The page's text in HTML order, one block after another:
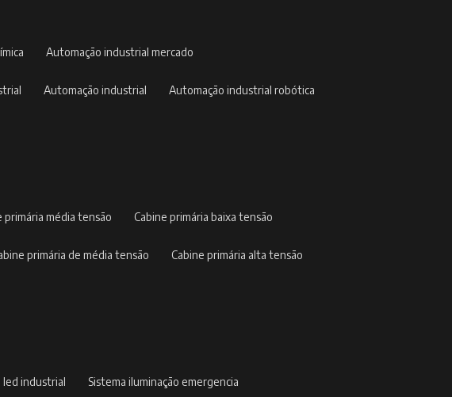
automação industrial mercado
automação industrial automação industrial robótica
primária média tensão cabine primária baixa tensão
primária de média tensão cabine primária alta tensão
led industrial sistema iluminação emergencia